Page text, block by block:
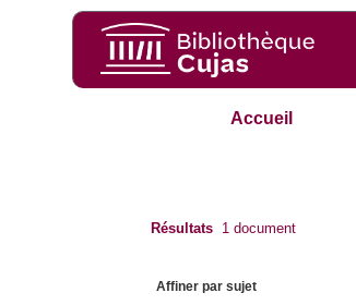
Accueil
Résultats 1 document
Affiner par sujet